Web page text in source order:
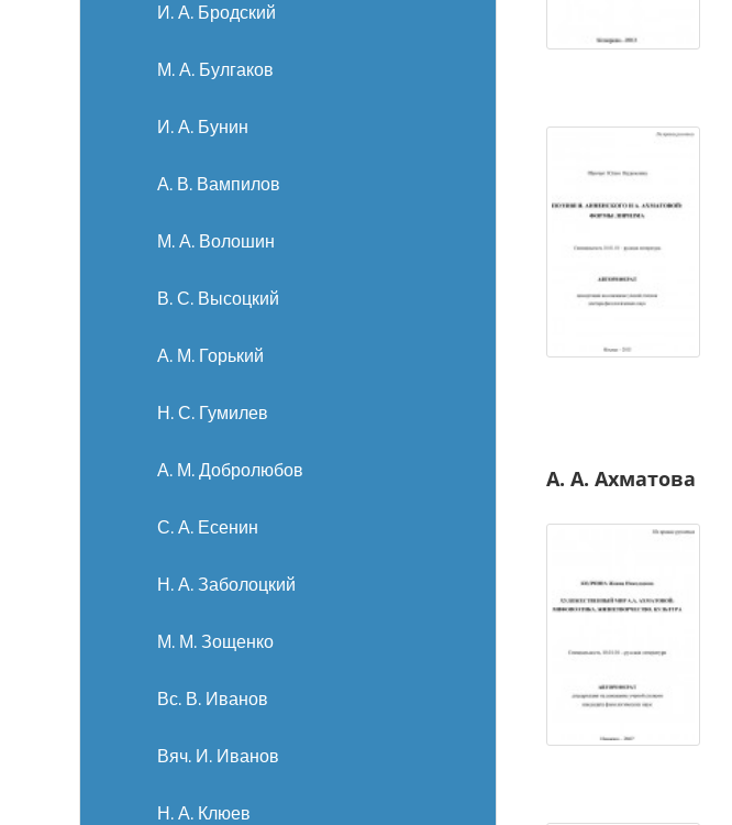
И. А. Бродский
М. А. Булгаков
И. А. Бунин
А. В. Вампилов
М. А. Волошин
В. С. Высоцкий
А. М. Горький
Н. С. Гумилев
А. М. Добролюбов
С. А. Есенин
Н. А. Заболоцкий
М. М. Зощенко
Вс. В. Иванов
Вяч. И. Иванов
Н. А. Клюев
А. А. Ахматова